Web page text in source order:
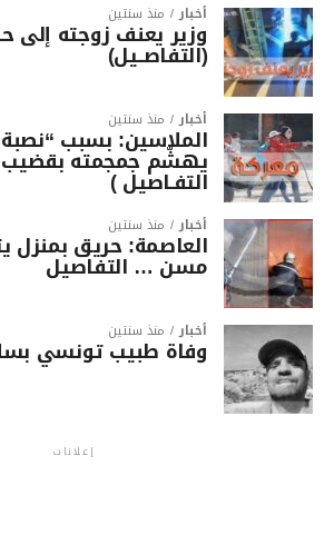
أخبار منذ سنتين
وزير يعنف زوجته إلى
(التفاصــيل)
أخبار منذ سنتين
الملاسين: بسبب
يهشّم جمجمته
التفـاصيل )
أخبار منذ سنتين
العاصمة: حريق
مسن … التفاصيل
أخبار منذ سنتين
وفاة طبيب تونسي
إعلانات